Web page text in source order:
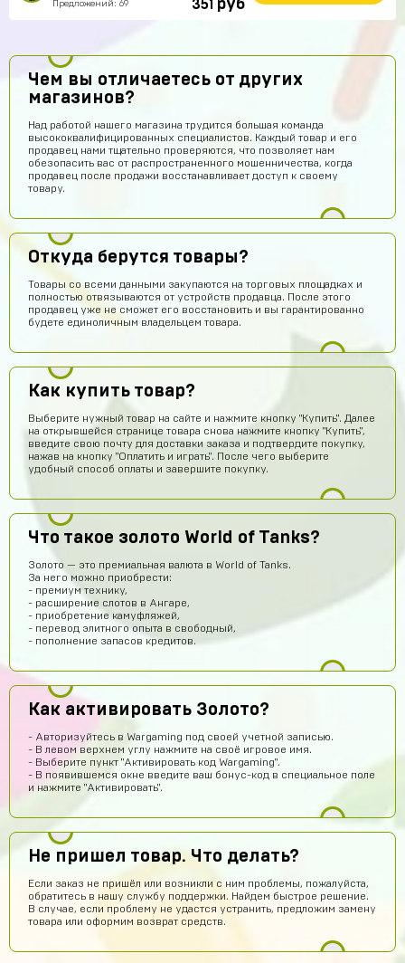
Предложений: 69 351 руб
Чем вы отличаетесь от других
магазинов?
Над работой нашего магазина трудится большая команда
высококвалифицированных специалистов. Каждый товар и его
продавец нами тщательно проверяются, что позволяет нам
обезопасить вас от распространенного мошенничества, когда
продавец после продажи восстанавливает доступ к своему
товару.
Откуда берутся товары?
Товары со всеми данными закупаются на торговых площадках и
полностью отвязываются от устройств продавца. После этого
продавец уже не сможет его восстановить и вы гарантированно
будете единоличным владельцем товара.
Как купить товар?
Выберите нужный товар на сайте и нажмите кнопку "Купить". Далее
на открывшейся странице товара снова нажмите кнопку "Купить",
введите свою почту для доставки заказа и подтвердите покупку,
нажав на кнопку "Оплатить и играть". После чего выберите
удобный способ оплаты и завершите покупку.
Что такое золото World of Tanks?
Золото — это премиальная валюта в World of Tanks.
За него можно приобрести:
- премиум технику,
- расширение слотов в Ангаре,
- приобретение камуфляжей,
- перевод элитного опыта в свободный,
- пополнение запасов кредитов.
Как активировать Золото?
- Авторизуйтесь в Wargaming под своей учетной записью.
- В левом верхнем углу нажмите на своё игровое имя.
- Выберите пункт "Активировать код Wargaming".
- В появившемся окне введите ваш бонус-код в специальное поле
и нажмите "Активировать".
Не пришел товар. Что делать?
Если заказ не пришёл или возникли с ним проблемы, пожалуйста,
обратитесь в нашу службу поддержки. Найдем быстрое решение.
В случае, если проблему не удастся устранить, предложим замену
товара или оформим возврат средств.
Помогите пожалуйста, как войти в аккаунт????
seruipol
что за промо коды ?
vladimirleonov155
Я купил акк
МД
Максим Донченко
Привет
10 часов назад
Норм
Дании Бабин
А точно без обмана???
Кирилл Васильев 8 часов назад